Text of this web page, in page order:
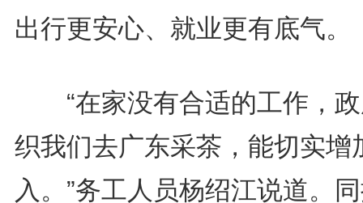
出行更安心、就业更有底气。
“在家没有合适的工作，政
织我们去广东采茶，能切实增
入。”务工人员杨绍江说道。